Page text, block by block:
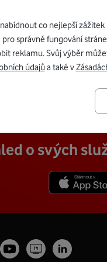
Vodafone,
IČ: 25788001,
o svých
Youtube
profil
VodafoneLinkedIn
co nejlepší
správné fungování
reklamu. Svůj výběr
údajůa také v